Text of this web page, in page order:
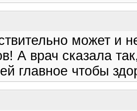
может и
А врач сказала
главное чтобы